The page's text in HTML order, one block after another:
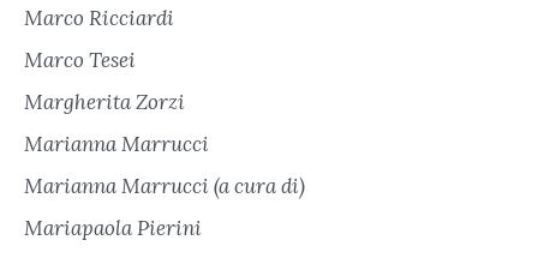
Marco Ricciardi
Marco Tesei
Margherita Zorzi
Marianna Marrucci
Marianna Marrucci (a cura di)
Mariapaola Pierini